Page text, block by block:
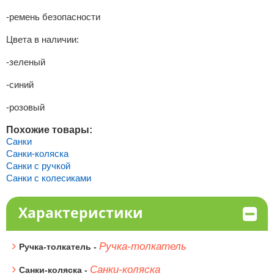
-ремень безопасности
Цвета в наличии:
-зеленый
-синий
-розовый
Похожие товары:
Санки
Санки-коляска
Санки с ручкой
Санки с колесиками
Характеристики
Ручка-толкатель - Ручка-толкатель
Санки-коляска - Санки-коляска